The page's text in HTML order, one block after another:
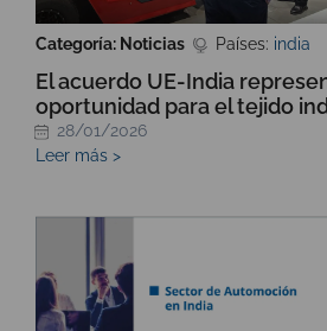
Categoría: Noticias Países: india
El acuerdo UE-India
oportunidad para el tejido
28/01/2026
Leer más >